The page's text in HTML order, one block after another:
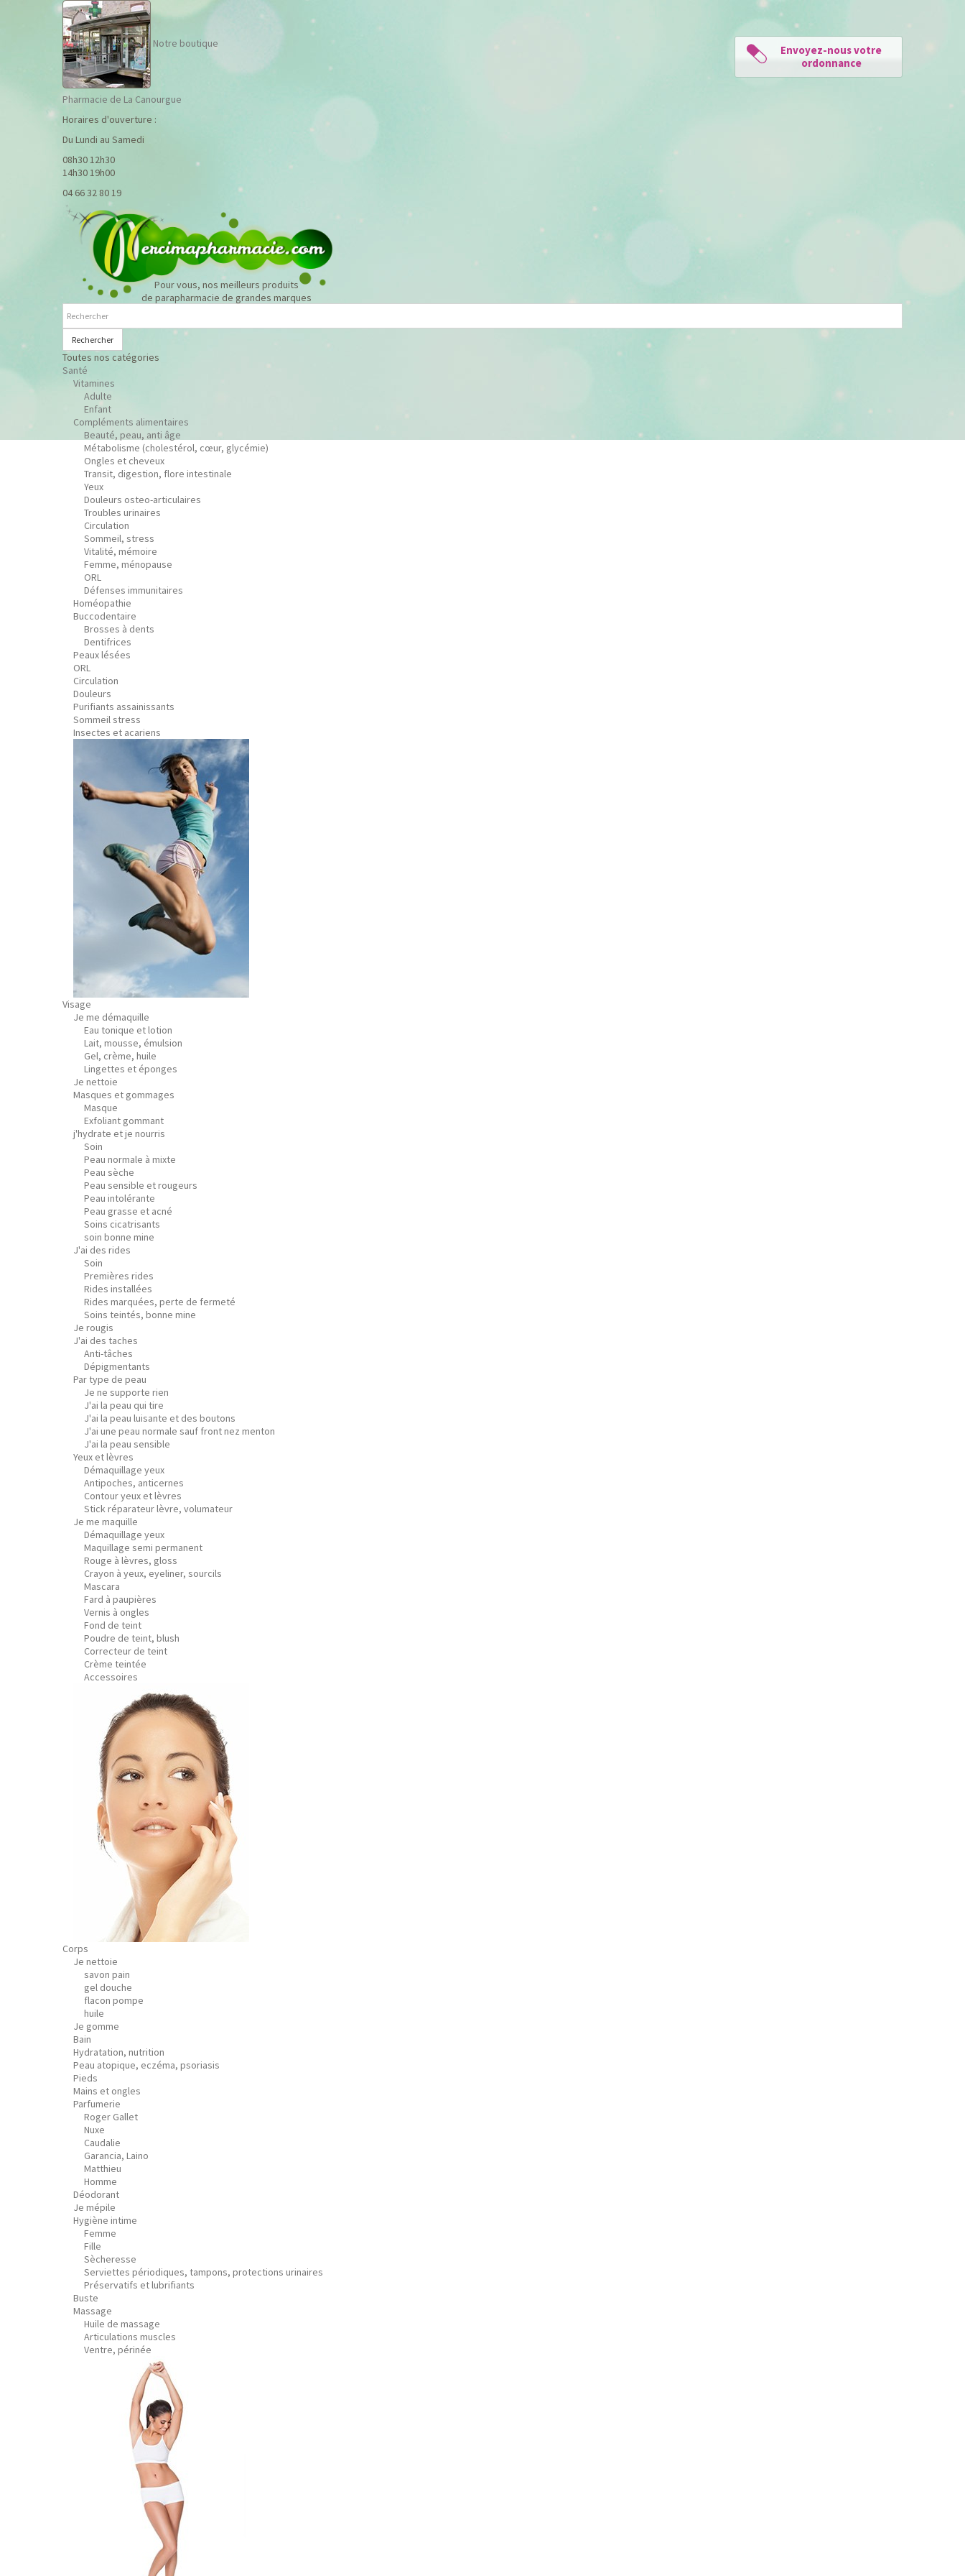
Notre boutique
Pharmacie de La Canourgue
Horaires d'ouverture :
Du Lundi au Samedi
08h30 12h30
14h30 19h00
04 66 32 80 19
Pour vous, nos meilleurs produits
de parapharmacie de grandes marques
Rechercher
Toutes nos catégories
Santé
Vitamines
Adulte
Enfant
Compléments alimentaires
Beauté, peau, anti âge
Métabolisme (cholestérol, cœur, glycémie)
Ongles et cheveux
Transit, digestion, flore intestinale
Yeux
Douleurs osteo-articulaires
Troubles urinaires
Circulation
Sommeil, stress
Vitalité, mémoire
Femme, ménopause
ORL
Défenses immunitaires
Homéopathie
Buccodentaire
Brosses à dents
Dentifrices
Peaux lésées
ORL
Circulation
Douleurs
Purifiants assainissants
Sommeil stress
Insectes et acariens
Visage
Je me démaquille
Eau tonique et lotion
Lait, mousse, émulsion
Gel, crème, huile
Lingettes et éponges
Je nettoie
Masques et gommages
Masque
Exfoliant gommant
j'hydrate et je nourris
Soin
Peau normale à mixte
Peau sèche
Peau sensible et rougeurs
Peau intolérante
Peau grasse et acné
Soins cicatrisants
soin bonne mine
J'ai des rides
Soin
Premières rides
Rides installées
Rides marquées, perte de fermeté
Soins teintés, bonne mine
Je rougis
J'ai des taches
Anti-tâches
Dépigmentants
Par type de peau
Je ne supporte rien
J'ai la peau qui tire
J'ai la peau luisante et des boutons
J'ai une peau normale sauf front nez menton
J'ai la peau sensible
Yeux et lèvres
Démaquillage yeux
Antipoches, anticernes
Contour yeux et lèvres
Stick réparateur lèvre, volumateur
Je me maquille
Démaquillage yeux
Maquillage semi permanent
Rouge à lèvres, gloss
Crayon à yeux, eyeliner, sourcils
Mascara
Fard à paupières
Vernis à ongles
Fond de teint
Poudre de teint, blush
Correcteur de teint
Crème teintée
Accessoires
Corps
Je nettoie
savon pain
gel douche
flacon pompe
huile
Je gomme
Bain
Hydratation, nutrition
Peau atopique, eczéma, psoriasis
Pieds
Mains et ongles
Parfumerie
Roger Gallet
Nuxe
Caudalie
Garancia, Laino
Matthieu
Homme
Déodorant
Je mépile
Hygiène intime
Femme
Fille
Sècheresse
Serviettes périodiques, tampons, protections urinaires
Préservatifs et lubrifiants
Buste
Massage
Huile de massage
Articulations muscles
Ventre, périnée
Envoyez-nous votre
ordonnance